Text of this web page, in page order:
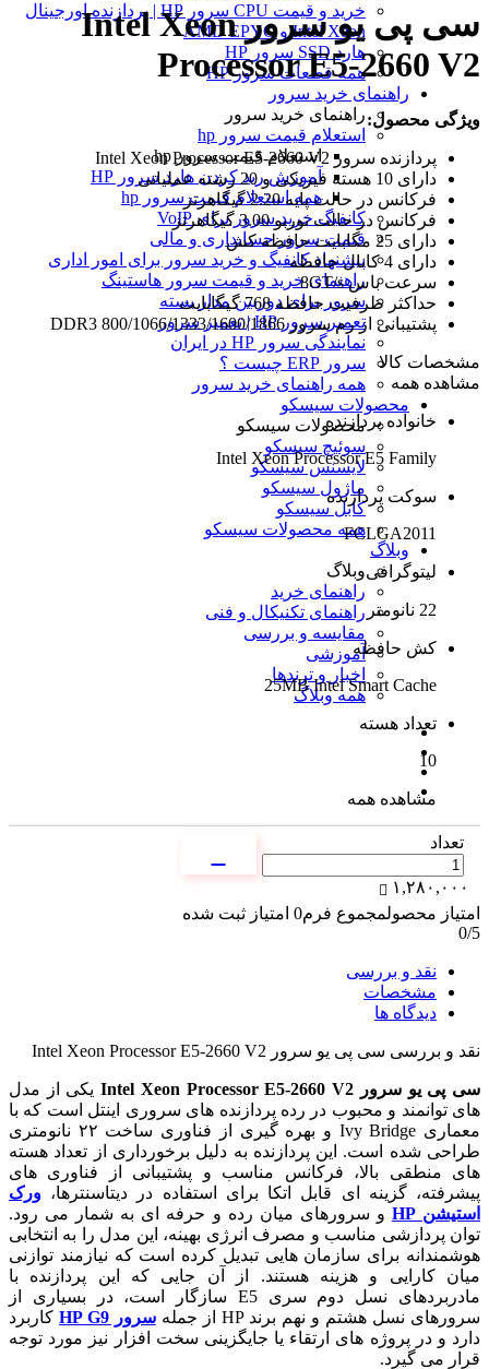
خرید و قیمت CPU سرور HP | پردازنده اورجینال
Intel Xeon و AMD EPYC
هارد SSD سرور HP
همه قطعات سرور HP
راهنمای خرید سرور
راهنمای خرید سرور
استعلام قیمت سرور hp
استعلام قیمت سرور hp
آموزش ريد كردن هارد سرور HP
همه استعلام قیمت سرور hp
کانفیگ خرید سرور برای VoIP
قیمت سرور حسابداری و مالی
پیشنهاد کانفیگ و خرید سرور برای امور اداری
راهنمای خرید و قیمت سرور هاستینگ
سرور برای دوربین مدار بسته
تعمیر سرور HP | تعمیر سرور
نمایندگی سرور HP در ایران
سرور ERP چیست ؟
همه راهنمای خرید سرور
محصولات سیسکو
محصولات سیسکو
سوئیچ سیسکو
لایسنس سیسکو
ماژول سیسکو
کابل سیسکو
همه محصولات سیسکو
وبلاگ
وبلاگ
راهنمای خرید
راهنمای تکنیکال و فنی
مقایسه و بررسی
آموزشی
اخبار و ترندها
همه وبلاگ
سی پی یو سرور Intel Xeon
Processor E5-2660 V2
ویژگی محصول:
پردازنده سرور Intel Xeon Processor E5-2660 V2
دارای 10 هسته فیزیکی و 20 رشته عملیاتی
فرکانس در حالت پایه 2.20 گیگاهرتز
فرکانس در حالت توربو 3.00 گیگاهرتز
دارای 25 مگابایت حافظه کش
دارای 4 کانال حافظه
سرعت باس 8GT/s
حداکثر ظرفیت حافظه 768 گیگابایت
پشتیبانی از رم سرور DDR3 800/1066/1333/1600/1866
مشخصات کالا
مشاهده همه
خانواده پردازنده
Intel Xeon Processor E5 Family
سوکت پردازنده
FCLGA2011
لیتوگرافی
22 نانومتر
کش حافظه
25MB Intel Smart Cache
تعداد هسته
10
مشاهده همه
تعداد
۱,۲۸۰,۰۰۰
امتیاز محصولمجموع فرم0 امتیاز ثبت شده
0/5
نقد و بررسی
مشخصات
دیدگاه ها
نقد و بررسی سی پی یو سرور Intel Xeon Processor E5-2660 V2
سی پی یو سرور Intel Xeon Processor E5-2660 V2
یکی از مدل
های توانمند و محبوب در رده پردازنده های سروری اینتل است که با
معماری Ivy Bridge و بهره گیری از فناوری ساخت ۲۲ نانومتری
طراحی شده است. این پردازنده به دلیل برخورداری از تعداد هسته
های منطقی بالا، فرکانس مناسب و پشتیبانی از فناوری های
پیشرفته، گزینه ای قابل اتکا برای استفاده در دیتاسنترها، ورک
استیشن HP
و سرورهای میان رده و حرفه ای به شمار می رود.
توان پردازشی مناسب و مصرف انرژی بهینه، این مدل را به انتخابی
هوشمندانه برای سازمان هایی تبدیل کرده است که نیازمند توازنی
میان کارایی و هزینه هستند. از آن جایی که این پردازنده با
مادربردهای نسل دوم سری E5 سازگار است، در بسیاری از
سرورهای نسل هشتم و نهم برند HP از جمله
سرور HP G9
کاربرد
دارد و در پروژه های ارتقاء یا جایگزینی سخت افزار نیز مورد توجه
قرار می گیرد.